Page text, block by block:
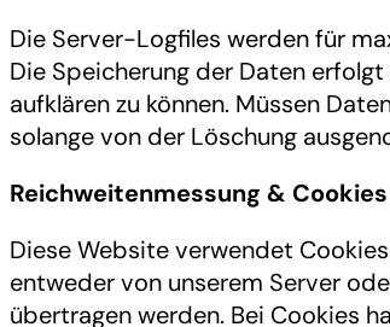
Die Server-Logfiles werden für
Die Speicherung der Daten
aufklären zu können. Müssen
solange von der Löschung
Reichweitenmessung & Cookies
Diese Website verwendet
entweder von unserem Server
übertragen werden. Bei Cookies